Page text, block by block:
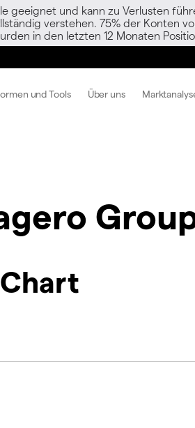
geeignet und kann zu Verlusten
verstehen. 75% der Konten
in den letzten 12 Monaten
und Tools Über uns